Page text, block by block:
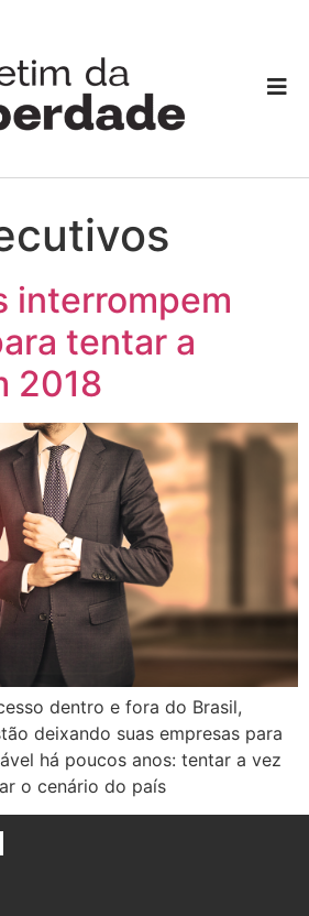
interrompem
tentar a
2018
dentro e fora do Brasil,
deixando suas empresas para
há poucos anos: tentar a vez
o cenário do país